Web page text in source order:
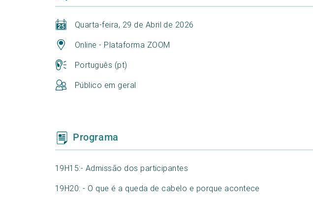
Quarta-feira, 29 de Abril de 2026
Online - Plataforma ZOOM
Português (pt)
Público em geral
Programa
19H15:- Admissão dos participantes
19H20: - O que é a queda de cabelo e porque acontece